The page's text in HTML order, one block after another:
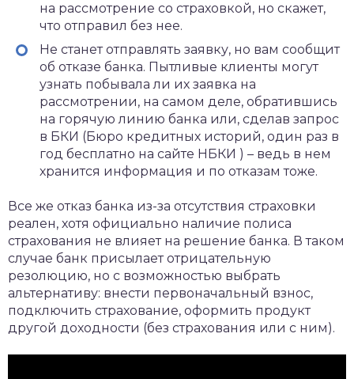
на рассмотрение со страховкой, но скажет,
что отправил без нее.
Не станет отправлять заявку, но вам сообщит
об отказе банка. Пытливые клиенты могут
узнать побывала ли их заявка на
рассмотрении, на самом деле, обратившись
на горячую линию банка или, сделав запрос
в БКИ (Бюро кредитных историй, один раз в
год бесплатно на сайте НБКИ ) – ведь в нем
хранится информация и по отказам тоже.
Все же отказ банка из-за отсутствия страховки
реален, хотя официально наличие полиса
страхования не влияет на решение банка. В таком
случае банк присылает отрицательную
резолюцию, но с возможностью выбрать
альтернативу: внести первоначальный взнос,
подключить страхование, оформить продукт
другой доходности (без страхования или с ним).